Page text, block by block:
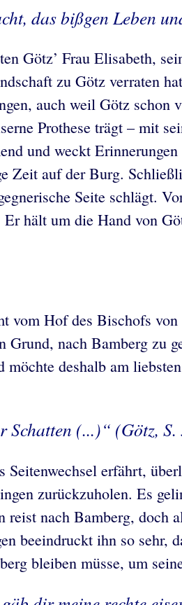
das bißgen Leben
Götz’ Frau Elisabeth,
zu Götz verraten
auch weil Götz
Prothese trägt – mit
und weckt
Zeit auf der Burg.
Seite schlägt.
hält um die Hand von
vom Hof des Bischofs
Grund, nach Bamberg
deshalb am
Schatten (...)“ (Götz, S.
erfährt,
zurückzuholen. Es
reist nach Bamberg,
beeindruckt ihn so
bleiben müsse, um